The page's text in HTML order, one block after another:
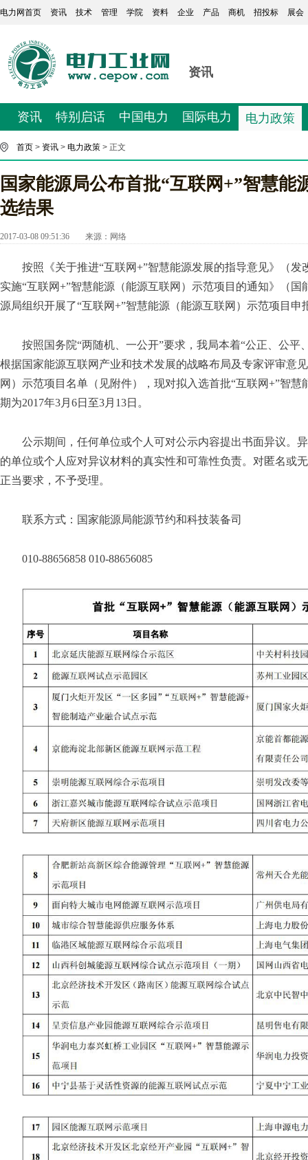
电力网首页 资讯 技术 管理 学院 资料 企业 产品 商机 招投标 展会
资讯
资讯 特别启话 中国电力 国际电力 电力政策
首页 > 资讯 > 电力政策 > 正文
国家能源局公布首批“互联网+”智慧能
选结果
2017-03-08 09:51:36 来源： 网络
按照《关于推进“互联网+”智慧能源发展的指导意见》（
实施“互联网+”智慧能源（能源互联网）示范项目的通知》（
源局组织开展了“互联网+”智慧能源（能源互联网）示范项目申
按照国务院“两随机、一公开”要求，我局本着“公正、公
根据国家能源互联网产业和技术发展的战略布局及专家评审意
网）示范项目名单（见附件），现对拟入选首批“互联网+”智
期为2017年3月6日至3月13日。
公示期间，任何单位或个人可对公示内容提出书面异议。
的单位或个人应对异议材料的真实性和可靠性负责。对匿名或
正当要求，不予受理。
联系方式：国家能源局能源节约和科技装备司
010-88656858 010-88656085